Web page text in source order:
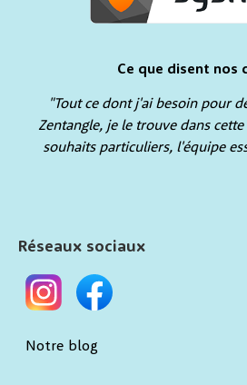
Ce que disent nos
"Tout ce dont j'ai besoin pour
Zentangle, je le trouve dans
souhaits particuliers, l'équipe
Réseaux sociaux
Notre blog